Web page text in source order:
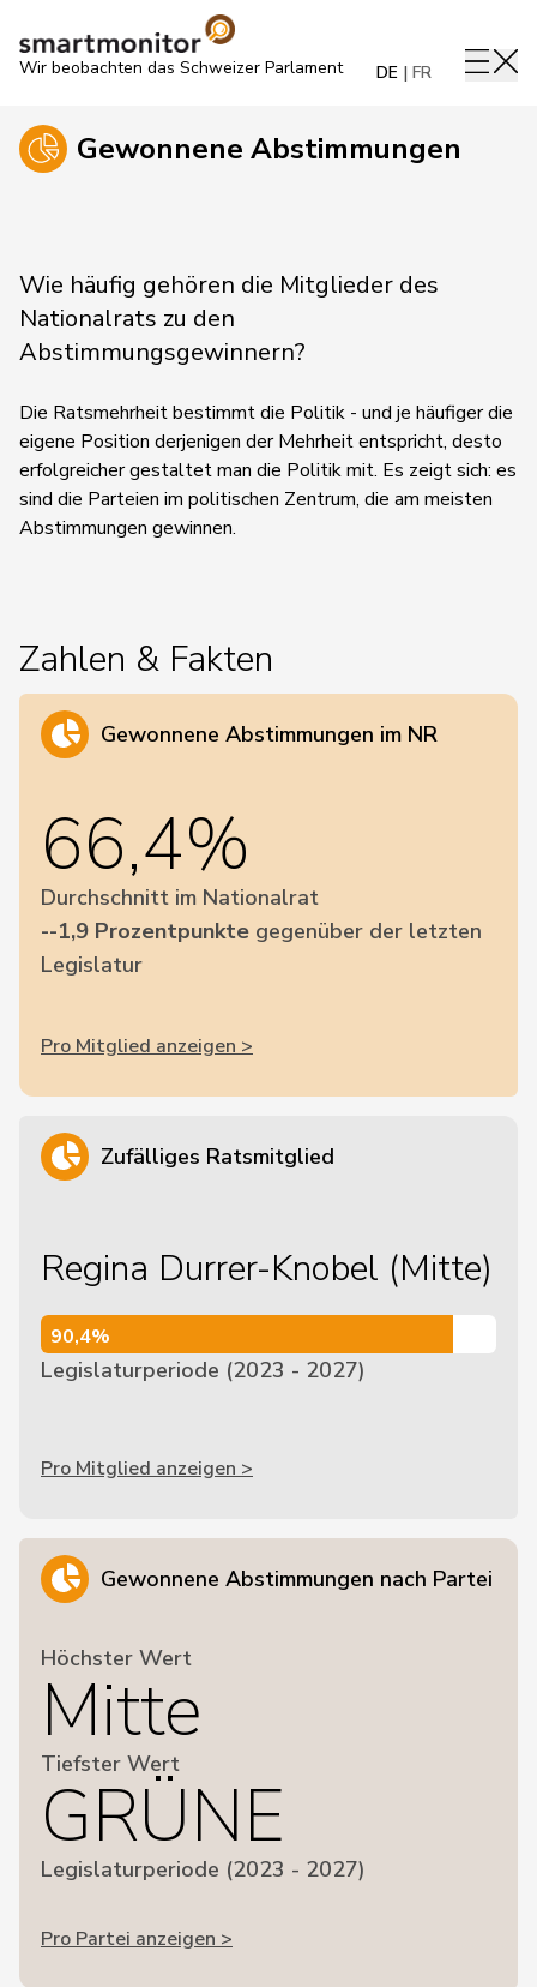
Wir beobachten das Schweizer Parlament DE FR
Gewonnene Abstimmungen
Wie häufig gehören die Mitglieder des
Nationalrats zu den
Abstimmungsgewinnern?
Die Ratsmehrheit bestimmt die Politik - und je häufiger die
eigene Position derjenigen der Mehrheit entspricht, desto
erfolgreicher gestaltet man die Politik mit. Es zeigt sich: es
sind die Parteien im politischen Zentrum, die am meisten
Abstimmungen gewinnen.
Zahlen & Fakten
Gewonnene Abstimmungen im NR
66,4%
Durchschnitt im Nationalrat
--1,9 Prozentpunkte gegenüber der letzten
Legislatur
Pro Mitglied anzeigen >
Zufälliges Ratsmitglied
Regina Durrer-Knobel (Mitte)
90,4%
90,4%
Legislaturperiode (2023 - 2027)
Pro Mitglied anzeigen >
Gewonnene Abstimmungen nach Partei
Höchster Wert
Mitte
Tiefster Wert
GRÜNE
Legislaturperiode (2023 - 2027)
Pro Partei anzeigen >